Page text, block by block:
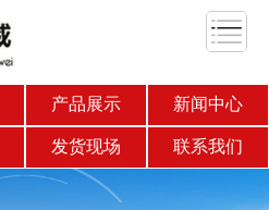
产品展示 新闻中心
发货现场 联系我们